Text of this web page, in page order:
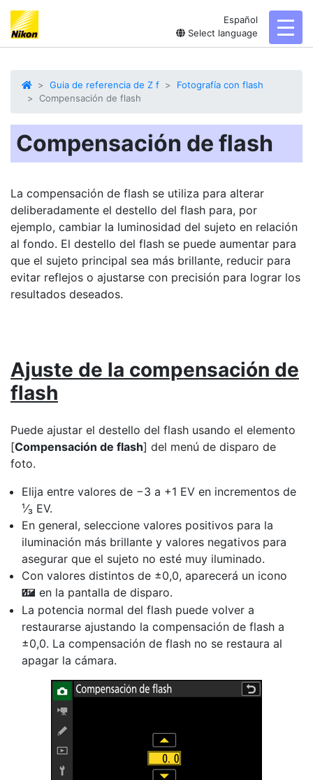
Español
Select language
Guia de referencia de Z f
Fotografía con flash
Compensación de flash
Compensación de flash
La compensación de flash se utiliza para alterar
deliberadamente el destello del flash para, por
ejemplo, cambiar la luminosidad del sujeto en relación
al fondo. El destello del flash se puede aumentar para
que el sujeto principal sea más brillante, reducir para
evitar reflejos o ajustarse con precisión para lograr los
resultados deseados.
Ajuste de la compensación de
flash
Puede ajustar el destello del flash usando el elemento
[Compensación de flash] del menú de disparo de
foto.
Elija entre valores de −3 a +1 EV en incrementos de
¹⁄₃ EV.
En general, seleccione valores positivos para la
iluminación más brillante y valores negativos para
asegurar que el sujeto no esté muy iluminado.
Con valores distintos de ±0,0, aparecerá un icono
Y en la pantalla de disparo.
La potencia normal del flash puede volver a
restaurarse ajustando la compensación de flash a
±0,0. La compensación de flash no se restaura al
apagar la cámara.